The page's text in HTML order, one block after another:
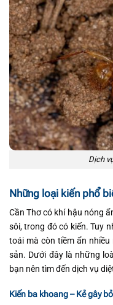
Dịch
Những loại kiến phổ
Cần Thơ có khí hậu nóng
sôi, trong đó có kiến. Tuy
toái mà còn tiềm ẩn
sản. Dưới đây là những
bạn nên tìm đến dịch vụ
Kiến ba khoang – Kẻ gây